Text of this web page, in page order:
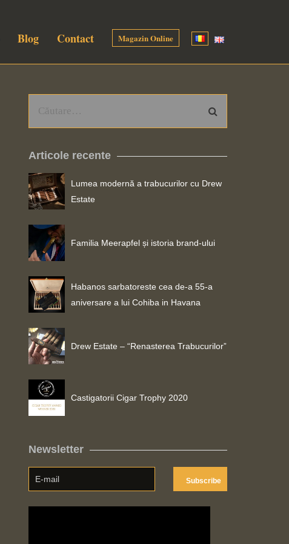
Blog Contact Magazin Online
Articole recente
Lumea modernă a trabucurilor cu Drew
Estate
Familia Meerapfel și istoria brand-ului
Habanos sarbatoreste cea de-a 55-a
aniversare a lui Cohiba in Havana
Drew Estate – “Renasterea Trabucurilor”
Castigatorii Cigar Trophy 2020
Newsletter